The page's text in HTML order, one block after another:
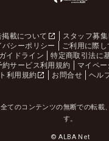
掲載について スタッフ募集
バシーポリシー
ご利用に際し
ガイドライン
特定商取引法に
約サービス利用規約
マイペ
利用規約
お問合せ ヘル
てのコンテンツの無断での転載
す。
© ALBA Net